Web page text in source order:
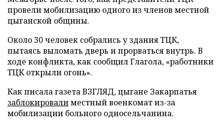
провели мобилизацию одного из членов местной
цыганской общины.
Около 30 человек собрались у здания ТЦК,
пытаясь выломать дверь и прорваться внутрь. В
ходе конфликта, как сообщил Глагола, «работники
ТЦК открыли огонь».
Как писала газета ВЗГЛЯД, цыгане Закарпатья
заблокировалиместный военкомат из-за
мобилизации больного односельчанина.